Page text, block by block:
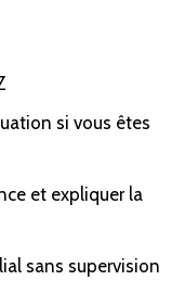
si vous êtes
et expliquer la
sans supervision